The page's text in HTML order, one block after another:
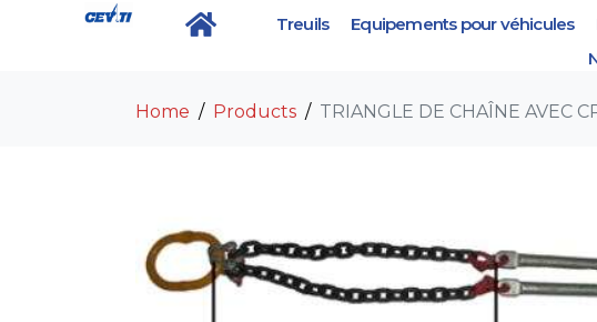
Treuils Equipements pour véhicules
TRIANGLE DE CHAÎNE
Home Products TRIANGLE DE CHAÎNE AVEC